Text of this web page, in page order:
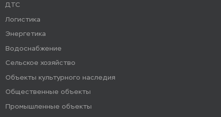
ДТС
Логистика
Энергетика
Водоснабжение
Сельское хозяйство
Объекты культурного наследия
Общественные объекты
Промышленные объекты